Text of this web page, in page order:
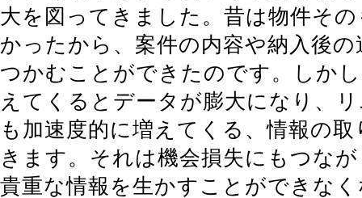
大を図ってきました。昔は物件そ
かったから、案件の内容や納入後
つかむことができたのです。しか
えてくるとデータが膨大になり、
も加速度的に増えてくる、情報の
きます。それは機会損失にもつな
貴重な情報を生かすことができな